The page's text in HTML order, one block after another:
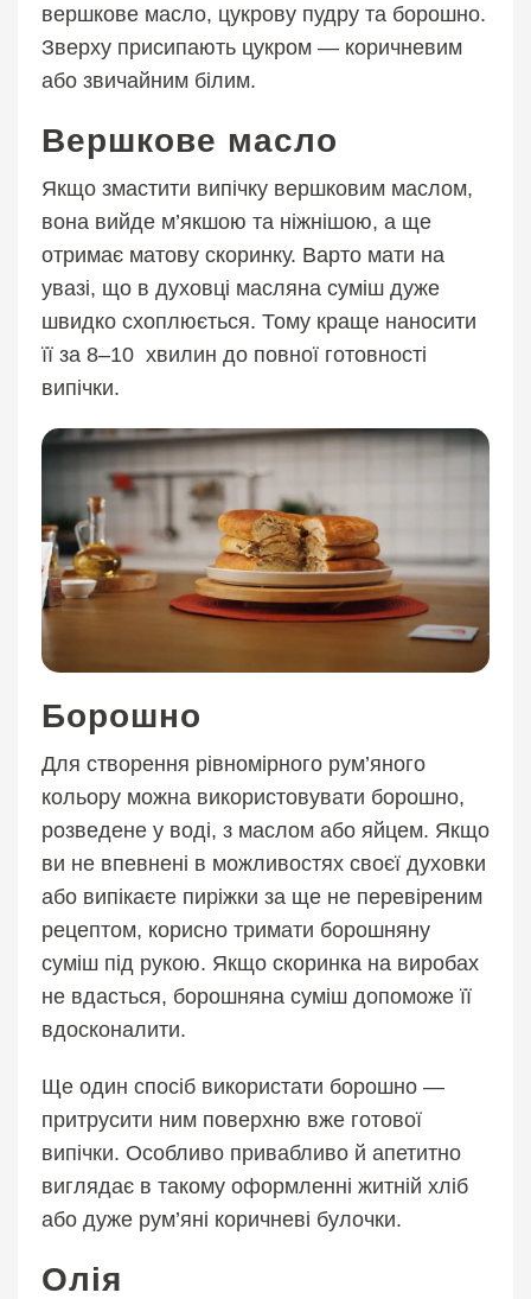
вершкове масло, цукрову пудру та борошно.
Зверху присипають цукром — коричневим
або звичайним білим.
Вершкове масло
Якщо змастити випічку вершковим маслом,
вона вийде м’якшою та ніжнішою, а ще
отримає матову скоринку. Варто мати на
увазі, що в духовці масляна суміш дуже
швидко схоплюється. Тому краще наносити
її за 8–10 хвилин до повної готовності
випічки.
Борошно
Для створення рівномірного рум’яного
кольору можна використовувати борошно,
розведене у воді, з маслом або яйцем. Якщо
ви не впевнені в можливостях своєї духовки
або випікаєте пиріжки за ще не перевіреним
рецептом, корисно тримати борошняну
суміш під рукою. Якщо скоринка на виробах
не вдасться, борошняна суміш допоможе її
вдосконалити.
Ще один спосіб використати борошно —
притрусити ним поверхню вже готової
випічки. Особливо привабливо й апетитно
виглядає в такому оформленні житній хліб
або дуже рум’яні коричневі булочки.
Олія